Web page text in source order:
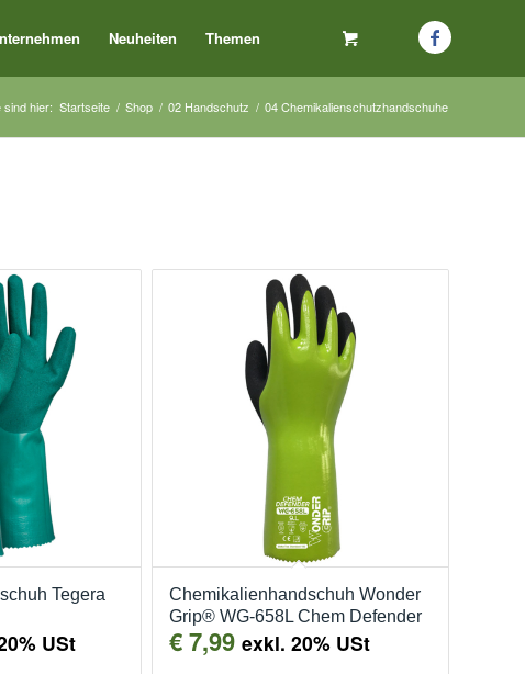
Neuheiten Themen
sind hier: Startseite / Shop / 02 Handschutz / 04 Chemikalienschutzhandschuhe
Tegera
USt
Chemikalienhandschuh Wonder
Grip® WG-658L Chem Defender
€7,99 exkl. 20% USt